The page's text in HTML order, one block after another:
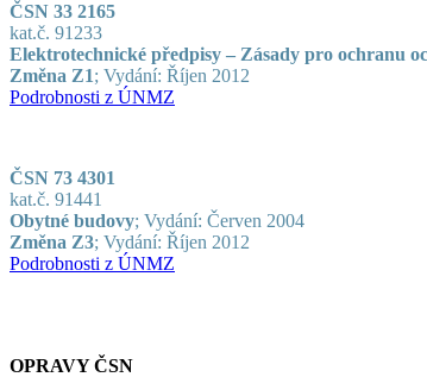
ČSN 33 2165
kat.č. 91233
Elektrotechnické předpisy – Zásady pro ochranu
Změna Z1; Vydání: Říjen 2012
Podrobnosti z ÚNMZ
ČSN 73 4301
kat.č. 91441
Obytné budovy; Vydání: Červen 2004
Změna Z3; Vydání: Říjen 2012
Podrobnosti z ÚNMZ
OPRAVY ČSN